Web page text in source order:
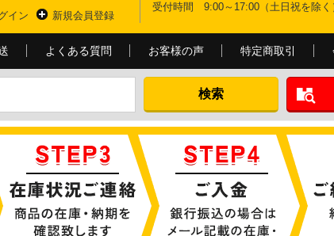
イン 新規会員登録
受付時間 9:00～17:00（土日祝を除く
よくある質問 お客様の声 特定商取引